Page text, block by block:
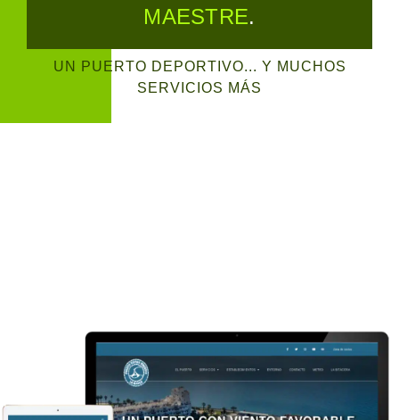
MAESTRE.
UN PUERTO DEPORTIVO... Y MUCHOS
SERVICIOS MÁS